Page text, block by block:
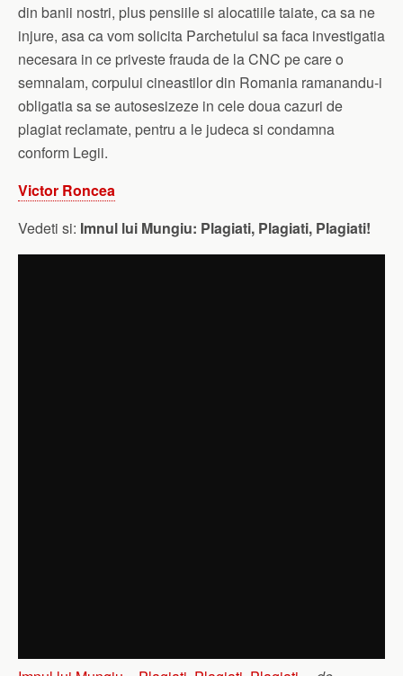
din banii nostri, plus pensiile si alocatiile taiate, ca sa ne
injure, asa ca vom solicita Parchetului sa faca investigatia
necesara in ce priveste frauda de la CNC pe care o
semnalam, corpului cineastilor din Romania ramanandu-i
obligatia sa se autosesizeze in cele doua cazuri de
plagiat reclamate, pentru a le judeca si condamna
conform Legii.
Victor Roncea
Vedeti si: Imnul lui Mungiu: Plagiati, Plagiati, Plagiati!